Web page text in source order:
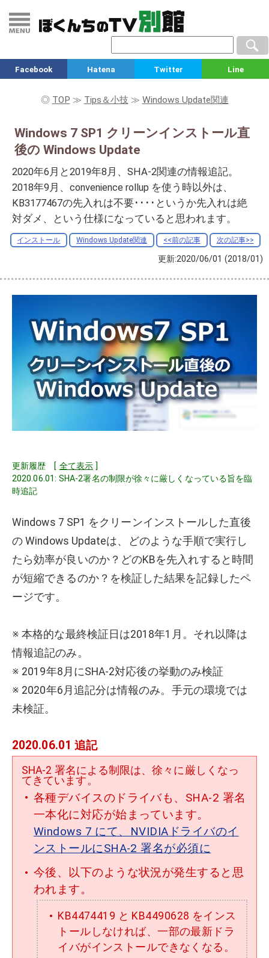
Facebook Hatena Twitter Line
◎ TOP ≫ Tips＆小技 ≫ Windows Update関連
Windows 7 SP1 クリーンインストール直
後の Windows Update
2020年6月と2019年8月、SHA-2関連の情報追記。
2018年9月、convenience rollup を使う時以外は、
KB3177467の先入れは不要････というか先入れは絶
対ダメ、という仕様になっていると思われます。
インストール Windows Update関連 <<前の記事 次の記事>>
更新:2020/06/01 (2018/01)
更新履歴 [ 全て表示]
2020.06.01: SHA-2署名の制限が徐々に厳しくなっている旨を臨
時追記
Windows 7 SP1 をクリーンインストールした直後
の Windows Updateは、どのような手順で実行し
たら効率が良いのか？どのKBを先入れすると時間
が短縮できるのか？を検証した結果を記録したペ
ージです。
※ 本格的な最終検証日は2018年1月。それ以降は
情報追記のみ。
※ 2019年8月にSHA-2対応後の挙動のみ検証
※ 2020年6月追記分は情報のみ。手元の環境では
未検証。
2020.06.01 追記
SHA-2 署名による制限は、徐々に厳しくなっ
てきています。
各種デバイスのドライバも、SHA-2 署名
一本化に対応が始まっています。
Windows 7 にて、NVIDIAドライバのイ
ンストールにSHA-2 署名が必須に
今後、以下のような状況が発生すると思
われます。
KB4474419 と KB4490628 をインス
トールしなければ、一部の最新ドラ
イバがインストールできなくなる。